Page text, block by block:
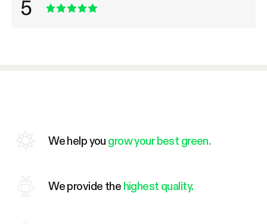
5
We help you grow your best green.
We provide the highest quality.